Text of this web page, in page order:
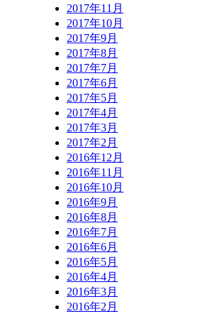
2017年11月
2017年10月
2017年9月
2017年8月
2017年7月
2017年6月
2017年5月
2017年4月
2017年3月
2017年2月
2016年12月
2016年11月
2016年10月
2016年9月
2016年8月
2016年7月
2016年6月
2016年5月
2016年4月
2016年3月
2016年2月